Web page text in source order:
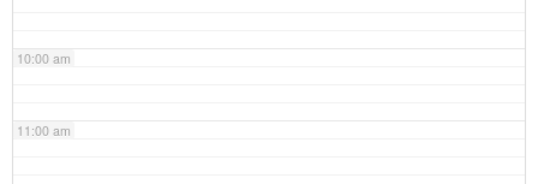
10:00 am
11:00 am